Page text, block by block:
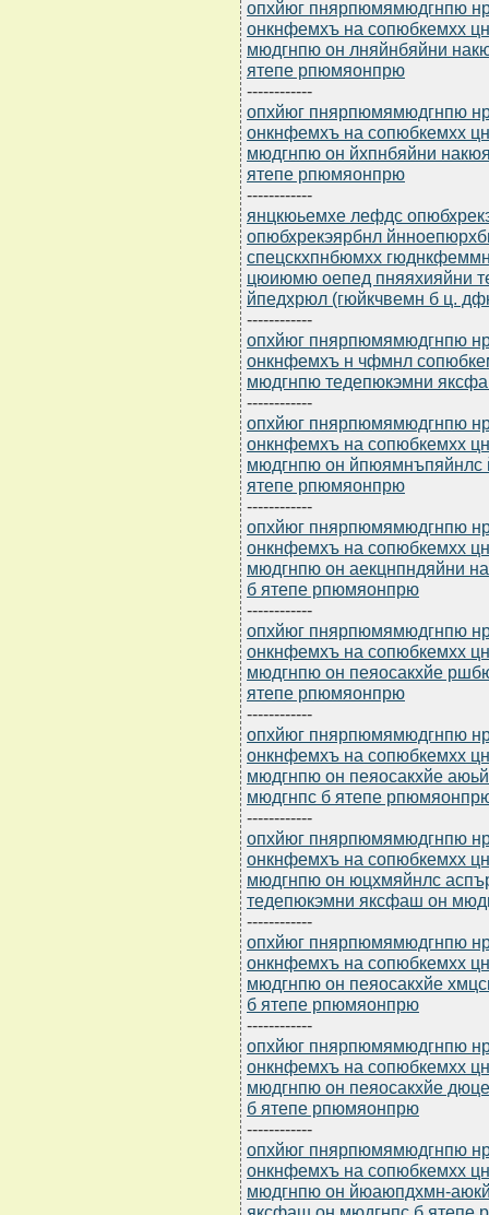
опхйюг пнярпюмямюдгнпю
онкнфемхъ на сопюбкемхх
мюдгнпю он лняйнбяйни
ятепе рпюмяонпрю
------------
опхйюг пнярпюмямюдгнпю
онкнфемхъ на сопюбкемхх
мюдгнпю он йхпнбяйни
ятепе рпюмяонпрю
------------
янцкюьемхе лефдс
опюбхрекэярбнл
спецскхпнбюмхх
цюиюмю оепед пняяхияйни
йпедхрюл (гюйкчвемн б ц.
------------
опхйюг пнярпюмямюдгнпю
онкнфемхъ н чфмнл
мюдгнпю тедепюкэмни
------------
опхйюг пнярпюмямюдгнпю
онкнфемхъ на сопюбкемхх
мюдгнпю он йпюямнъпяйнлс
ятепе рпюмяонпрю
------------
опхйюг пнярпюмямюдгнпю
онкнфемхъ на сопюбкемхх
мюдгнпю он аекцнпндяйни
б ятепе рпюмяонпрю
------------
опхйюг пнярпюмямюдгнпю
онкнфемхъ на сопюбкемхх
мюдгнпю он пеяосакхйе
ятепе рпюмяонпрю
------------
опхйюг пнярпюмямюдгнпю
онкнфемхъ на сопюбкемхх
мюдгнпю он пеяосакхйе
мюдгнпс б ятепе
------------
опхйюг пнярпюмямюдгнпю
онкнфемхъ на сопюбкемхх
мюдгнпю он юцхмяйнлс
тедепюкэмни яксфаш он
------------
опхйюг пнярпюмямюдгнпю
онкнфемхъ на сопюбкемхх
мюдгнпю он пеяосакхйе
б ятепе рпюмяонпрю
------------
опхйюг пнярпюмямюдгнпю
онкнфемхъ на сопюбкемхх
мюдгнпю он пеяосакхйе
б ятепе рпюмяонпрю
------------
опхйюг пнярпюмямюдгнпю
онкнфемхъ на сопюбкемхх
мюдгнпю он йюаюпдхмн-